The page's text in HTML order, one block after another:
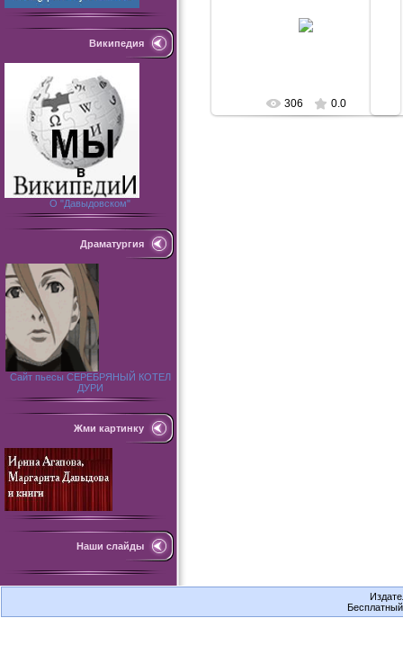
Википедия
О "Давыдовском"
Драматургия
Сайт пьесы СЕРЕБРЯНЫЙ КОТЕЛ
ДУРИ
Жми картинку
Наши слайды
дипломами и сертификатами.
306 0.0